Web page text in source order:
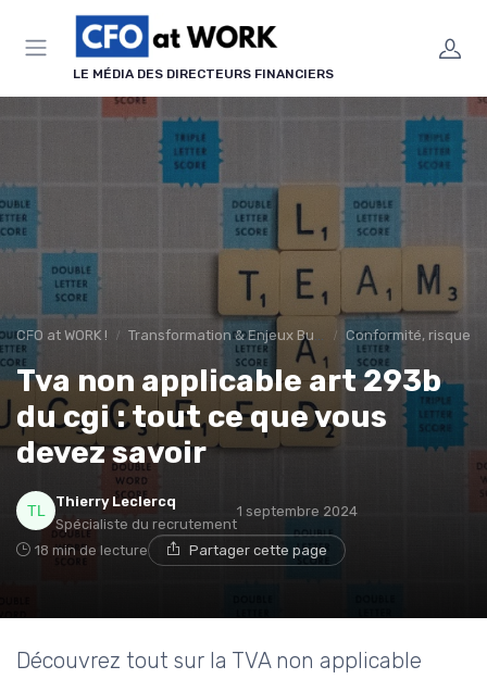
LE MÉDIA DES DIRECTEURS FINANCIERS
CFO at WORK ! Transformation & Enjeux Business Conformité, risques
Tva non applicable art 293b
du cgi : tout ce que vous
devez savoir
Thierry Leclercq
Spécialiste du recrutement
1 septembre 2024
18 min de lecture Partager cette page
Découvrez tout sur la TVA non applicable
Panneau de gestion des cookies